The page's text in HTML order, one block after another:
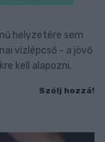
helyzetére sem
vízlépcső - a jövő
kell alapozni.
Szólj hozzá!